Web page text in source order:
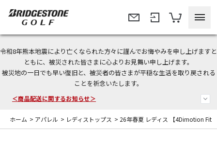
令和8年熊本地震により亡くなられた方々に謹んでお悔やみを申し上げますと
ともに、被災された皆さまに心よりお見舞い申し上げます。
被災地の一日でも早い復旧と、被災者の皆さまが平穏な生活を取り戻される
ことを祈念いたします。
今なら新規会員登録で1,000円OFFクーポンプレゼント！
＜商品配送に関するお知らせ＞
＜夏季休暇中のご注文・発送・お問い合わせ＞
ホーム > アパレル > レディストップス > 26年春夏 レディス 【4Dimotion Fit